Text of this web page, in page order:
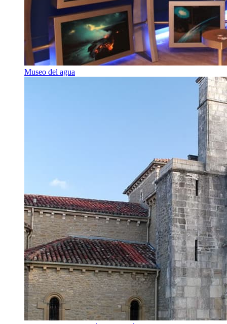
Museo del agua